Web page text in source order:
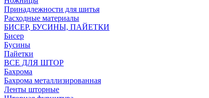
Принадлежности для шитья
Расходные материалы
БИСЕР, БУСИНЫ, ПАЙЕТКИ
Бисер
Бусины
Пайетки
ВСЕ ДЛЯ ШТОР
Бахрома
Бахрома металлизированная
Ленты шторные